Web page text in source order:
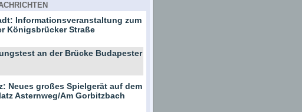
Informationsveranstaltung zum
Königsbrücker Straße
an der Brücke Budapester
Neues großes Spielgerät auf dem
Asternweg/Am Gorbitzbach